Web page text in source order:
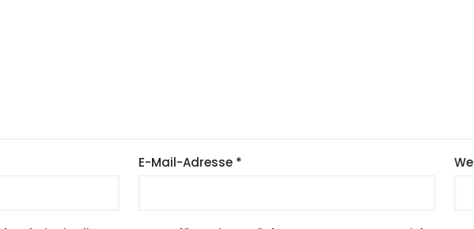
E-Mail-Adresse *